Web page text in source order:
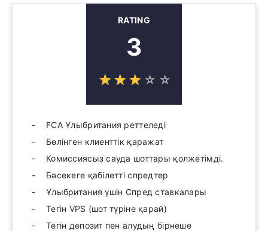
RATING
3
☆☆☆ ☆ ☆
★★★ ★ ★
FCA Ұлыбритания реттеледі
Бөлінген клиенттік қаражат
Комиссиясыз сауда шоттары қолжетімді.
Бәсекеге қабілетті спредтер
Ұлыбритания үшін Спред ставкалары
Тегін VPS (шот түріне қарай)
Тегін депозит пен алудың бірнеше